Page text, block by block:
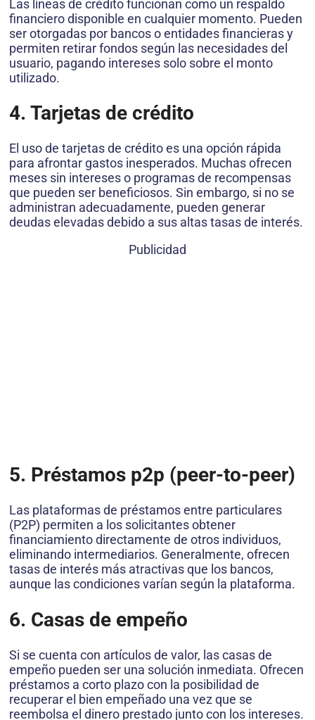
Las líneas de crédito funcionan como un respaldo
financiero disponible en cualquier momento. Pueden
ser otorgadas por bancos o entidades financieras y
permiten retirar fondos según las necesidades del
usuario, pagando intereses solo sobre el monto
utilizado.
4. Tarjetas de crédito
El uso de tarjetas de crédito es una opción rápida
para afrontar gastos inesperados. Muchas ofrecen
meses sin intereses o programas de recompensas
que pueden ser beneficiosos. Sin embargo, si no se
administran adecuadamente, pueden generar
deudas elevadas debido a sus altas tasas de interés.
Publicidad
5. Préstamos p2p (peer-to-peer)
Las plataformas de préstamos entre particulares
(P2P) permiten a los solicitantes obtener
financiamiento directamente de otros individuos,
eliminando intermediarios. Generalmente, ofrecen
tasas de interés más atractivas que los bancos,
aunque las condiciones varían según la plataforma.
6. Casas de empeño
Si se cuenta con artículos de valor, las casas de
empeño pueden ser una solución inmediata. Ofrecen
préstamos a corto plazo con la posibilidad de
recuperar el bien empeñado una vez que se
reembolsa el dinero prestado junto con los intereses.